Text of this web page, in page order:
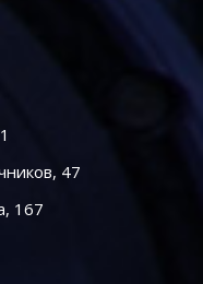
47
167